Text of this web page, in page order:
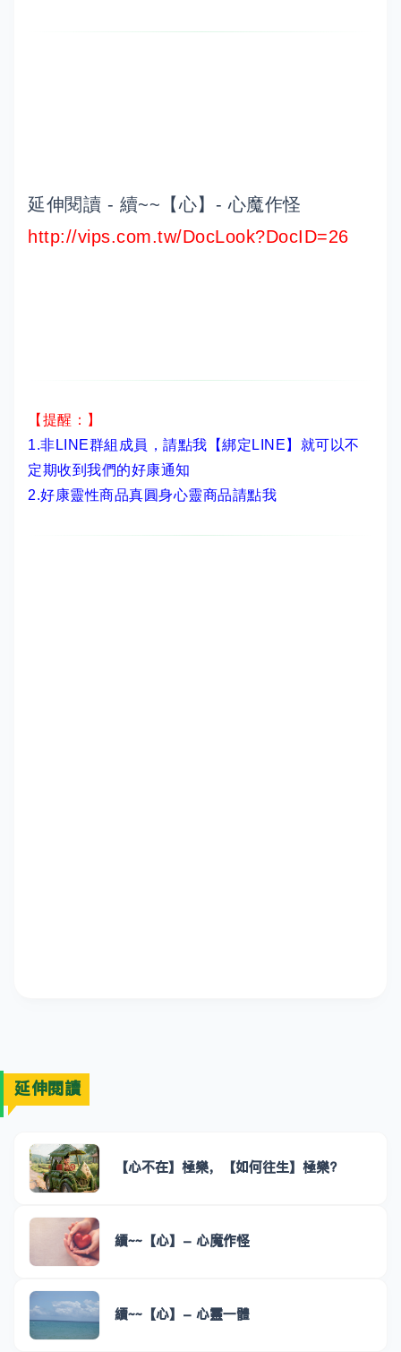
延伸閱讀 - 續~~【心】- 心魔作怪
http://vips.com.tw/DocLook?DocID=26
【提醒：】
1.非LINE群組成員， 請點我【綁定LINE】 就可以不
定期收到我們的好康通知
2.好康靈性商品真圓身心靈商品請點我
延伸閱讀
【心不在】極樂，【如何往生】極樂?
續~~【心】- 心魔作怪
續~~【心】- 心靈一體